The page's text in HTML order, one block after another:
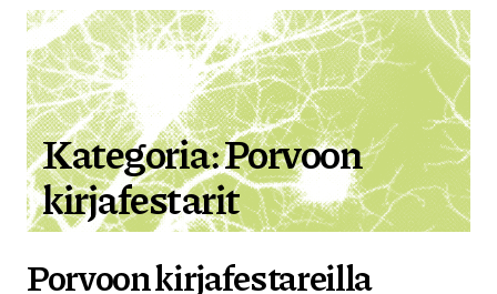
Kategoria:Porvoon
kirjafestarit
Porvoon kirjafestareilla